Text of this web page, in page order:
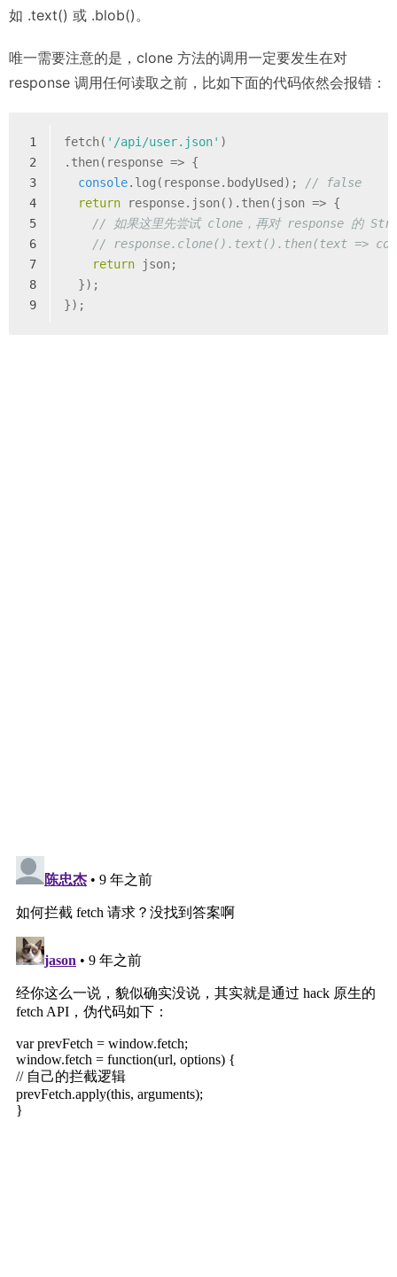
如 .text() 或 .blob()。
唯一需要注意的是，clone 方法的调用一定要发生在对
response 调用任何读取之前，比如下面的代码依然会报错：
1
2
3
4
5
6
7
8
9
fetch( '/api/user.json' )
.then( response => {
console.log(response.bodyUsed);
// false
return response.json().then( json => {
// 如果这里先尝试 clone，再对 response 的
// response.clone().text().then(text =>
return json;
  });
});